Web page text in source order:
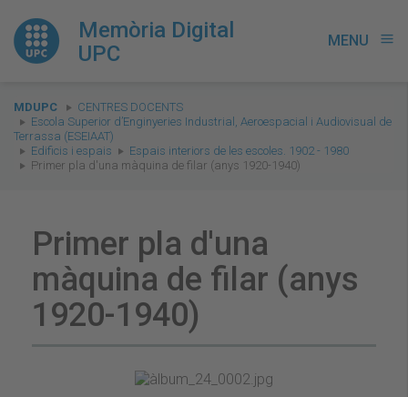
Memòria Digital
UPC
MENU menu
You
are
here:
MDUPC
CENTRES DOCENTS
Escola Superior d’Enginyeries Industrial, Aeroespacial i Audiovisual de
Terrassa (ESEIAAT)
Edificis i espais
Espais interiors de les escoles. 1902 - 1980
Primer pla d'una màquina de filar (anys 1920-1940)
Primer pla d'una
màquina de filar (anys
1920-1940)